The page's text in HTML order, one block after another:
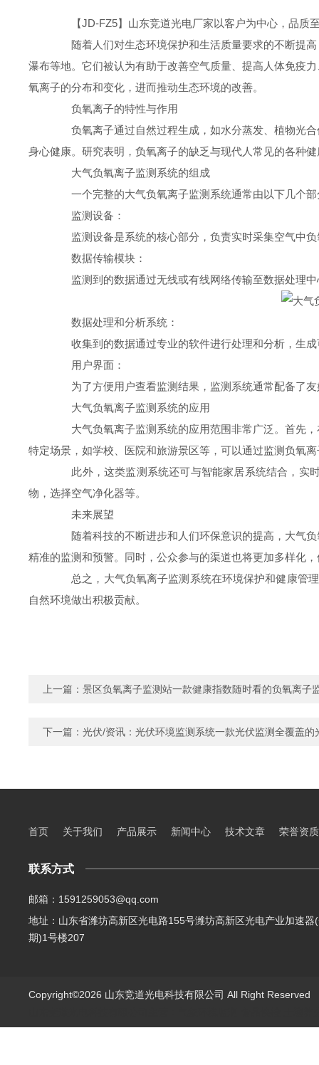
【JD-FZ5】山东竞道光电厂家以客户为中心，品质
随着人们对生态环境保护和生活质量要求的不断提高
瀑布等地。它们被认为有助于改善空气质量、提高人体免疫
氧离子的分布和变化，进而推动生态环境的改善。
负氧离子的特性与作用
负氧离子通过自然过程生成，如水分蒸发、植物光合
身心健康。研究表明，负氧离子的缺乏与现代人常见的各种
大气负氧离子监测系统的组成
一个完整的大气负氧离子监测系统通常由以下几个部
监测设备：
监测设备是系统的核心部分，负责实时采集空气中负
数据传输模块：
监测到的数据通过无线或有线网络传输至数据处理中
数据处理和分析系统：
收集到的数据通过专业的软件进行处理和分析，生成
用户界面：
为了方便用户查看监测结果，监测系统通常配备了友
大气负氧离子监测系统的应用
大气负氧离子监测系统的应用范围非常广泛。首先，
特定场景，如学校、医院和旅游景区等，可以通过监测负氧
此外，这类监测系统还可与智能家居系统结合，实时
物，选择空气净化器等。
未来展望
随着科技的不断进步和人们环保意识的提高，大气负
精准的监测和预警。同时，公众参与的渠道也将更加多样化
总之，大气负氧离子监测系统在环境保护和健康管理
自然环境做出积极贡献。
上一篇： 景区负氧离子监测站一款健康指数随时看的负氧离子
下一篇： 光伏/资讯：光伏环境监测系统一款光伏监测全覆盖的
首页 关于我们 产品展示 新闻中心 技术文章 荣誉资质
联系方式
邮箱：1591259053@qq.com
地址：山东省潍坊高新区光电路155号潍坊高新区光电产业加速器
期)1号楼207
Copyright©2026 山东竞道光电科技有限公司 All Right